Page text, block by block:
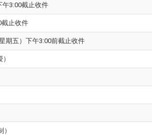
3:00截止收件
止收件
期五）下午3:00前截止收件